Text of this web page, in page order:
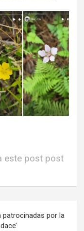
este post post
patrocinadas por la